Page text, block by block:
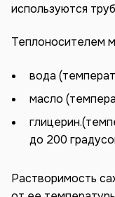
используются
Теплоносителем
вода
масло
до 200
Растворимость